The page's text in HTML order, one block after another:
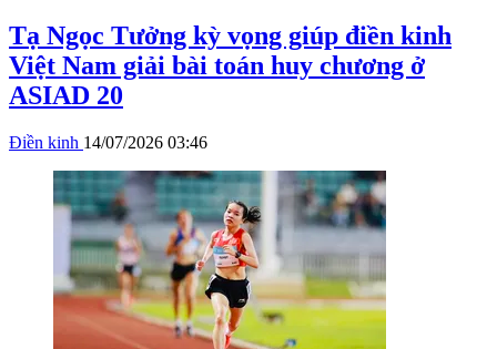
Tạ Ngọc Tưởng kỳ vọng giúp điền kinh
Việt Nam giải bài toán huy chương ở
ASIAD 20
Điền kinh 14/07/2026 03:46